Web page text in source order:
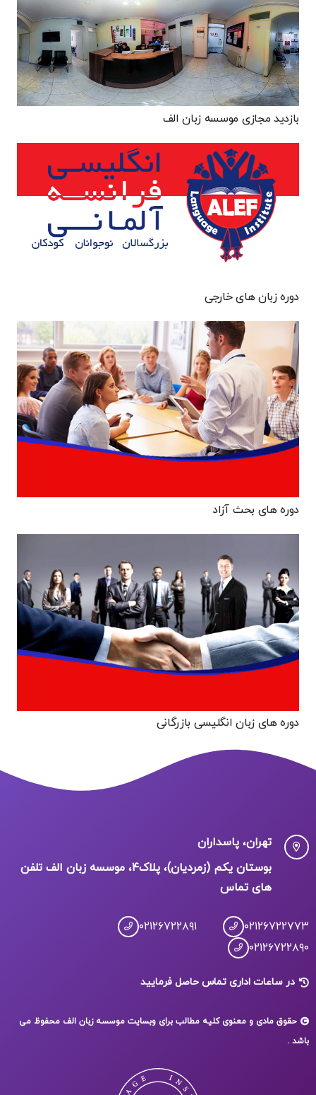
بازدید مجازی موسسه زبان الف
دوره زبان های خارجی
دوره های بحث آزاد
دوره های زبان انگلیسی بازرگانی
تهران، پاسداران
بوستان یکم (زمردیان)، پلاک۴، موسسه زبان الف تلفن
های تماس
۰۲۱۲۶۷۲۲۷۷۳
۰۲۱۲۶۷۲۲۸۹۱
۰۲۱۲۶۷۲۲۸۹۰
در ساعات اداری تماس حاصل فرمایید
حقوق مادی و معنوی کلیه مطالب برای وبسایت موسسه زبان الف محفوظ می
باشد .